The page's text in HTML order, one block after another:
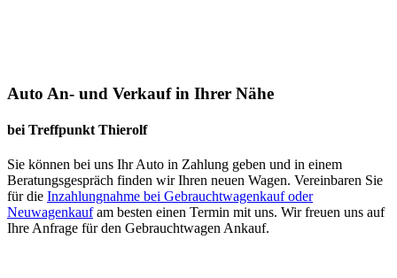
Auto An- und Verkauf in Ihrer Nähe
bei Treffpunkt Thierolf
Sie können bei uns Ihr Auto in Zahlung geben und in einem
Beratungsgespräch finden wir Ihren neuen Wagen. Vereinbaren Sie
für die Inzahlungnahme bei Gebrauchtwagenkauf oder
Neuwagenkaufam besten einen Termin mit uns. Wir freuen uns auf
Ihre Anfrage für den Gebrauchtwagen Ankauf.